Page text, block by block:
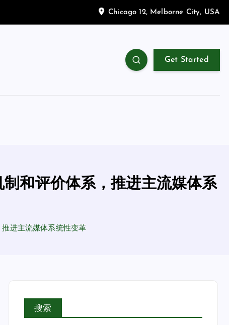
Chicago 12, Melborne City, USA
Get Started
和评价体系，推进主流媒体系
进主流媒体系统性变革
搜索